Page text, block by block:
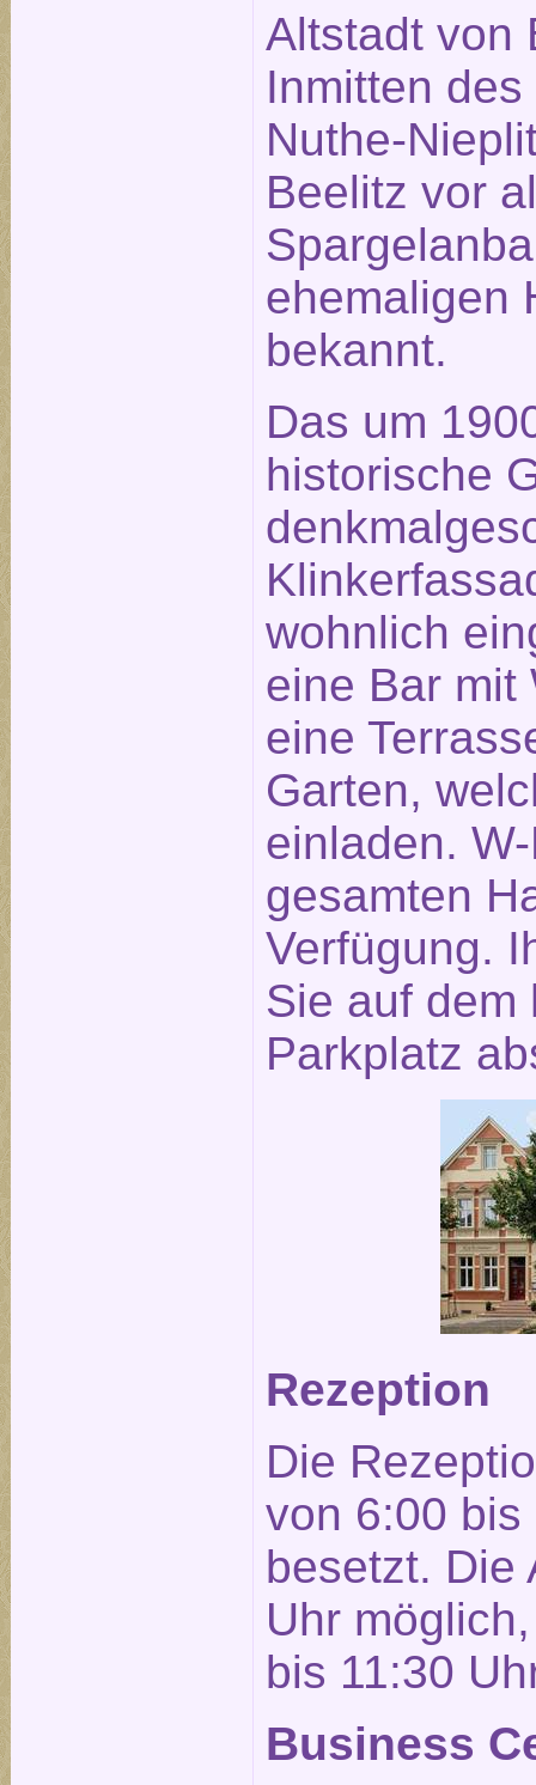
Altstadt von
Inmitten
Nuthe-
Beelitz vor
ehemaligen
bekannt.
Das um
historische
wohnlich
eine Bar mit
eine
Garten,
einladen.
gesamten
Verfügung.
Sie auf dem
Parkplatz
Rezeption
Die
von 6:00
besetzt. Die
Uhr
bis 11:30
Business